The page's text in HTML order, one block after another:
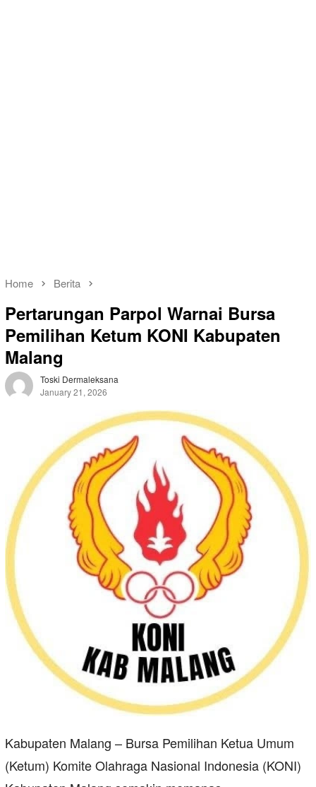
Home Berita
Pertarungan Parpol Warnai Bursa
Pemilihan Ketum KONI Kabupaten
Malang
Toski Dermaleksana
January 21, 2026
Kabupaten Malang – Bursa Pemilihan Ketua Umum
(Ketum) Komite Olahraga Nasional Indonesia (KONI)